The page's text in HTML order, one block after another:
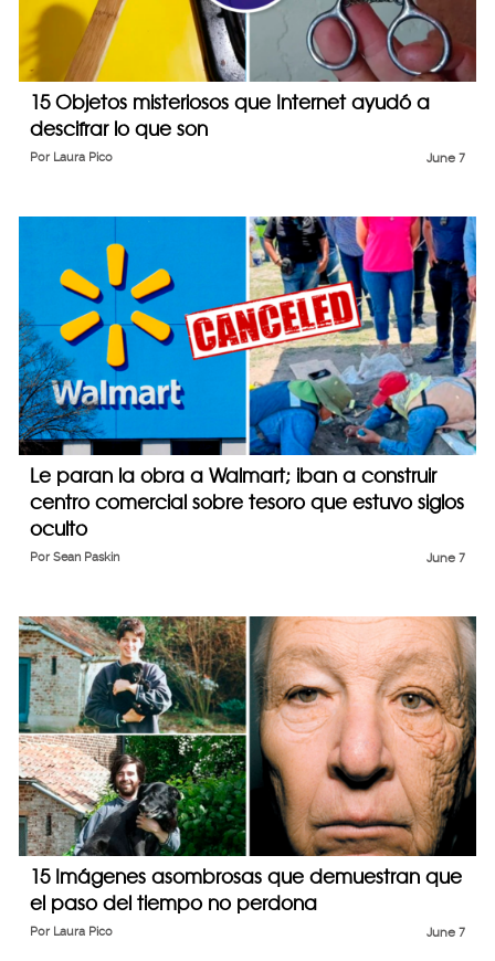
15 Objetos misteriosos que Internet ayudó a
descifrar lo que son
June 7
Por Laura Pico
Le paran la obra a Walmart; iban a construir
centro comercial sobre tesoro que estuvo siglos
oculto
June 7
Por Sean Paskin
15 Imágenes asombrosas que demuestran que
el paso del tiempo no perdona
June 7
Por Laura Pico